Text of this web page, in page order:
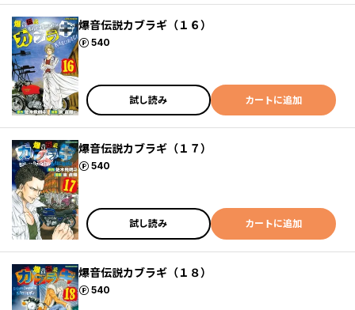
爆音伝説カブラギ（１６）
540
ポイント
試し読み カートに追加
爆音伝説カブラギ（１７）
540
ポイント
試し読み カートに追加
爆音伝説カブラギ（１８）
540
ポイント